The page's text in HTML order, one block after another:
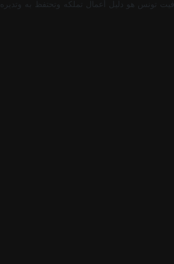
تونس هو دليل أعمال تملكه وتحتفظ به وتديره